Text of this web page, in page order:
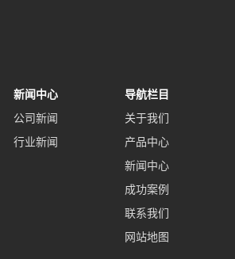
新闻中心
公司新闻
行业新闻
导航栏目
关于我们
产品中心
新闻中心
成功案例
联系我们
网站地图